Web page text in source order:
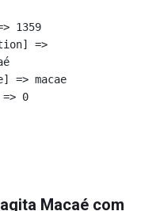
1359
=>
=> macae
=> 0
Macaé com